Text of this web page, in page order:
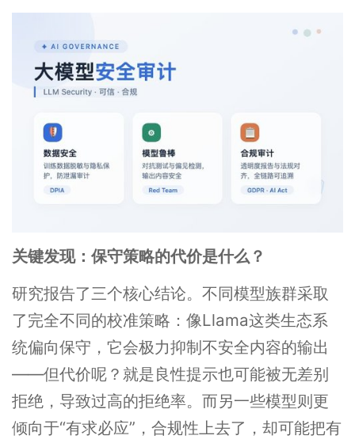
关键发现：保守策略的代价是什么？
研究报告了三个核心结论。不同模型族群采取
了完全不同的校准策略：像Llama这类生态系
统偏向保守，它会极力抑制不安全内容的输出
——但代价呢？就是良性提示也可能被无差别
拒绝，导致过高的拒绝率。而另一些模型则更
倾向于“有求必应”，合规性上去了，却可能把有